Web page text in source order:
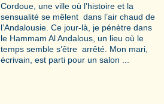
Cordoue, une ville où l’histoire et la
sensualité se mêlent dans l’air chaud de
l’Andalousie. Ce jour-là, je pénètre dans
le Hammam Al Andalous, un lieu où le
temps semble s’être arrêté. Mon mari,
écrivain, est parti pour un salon ...